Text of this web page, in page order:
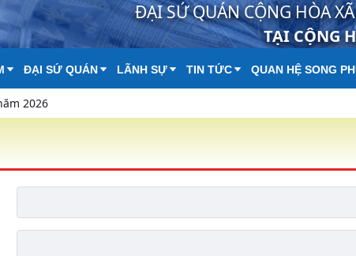
ĐẠI SỨ QUÁN CỘNG HÒA
TẠI CỘNG
ĐẠI SỨ QUÁN LÃNH SỰ TIN TỨC QUAN HỆ SONG
2026